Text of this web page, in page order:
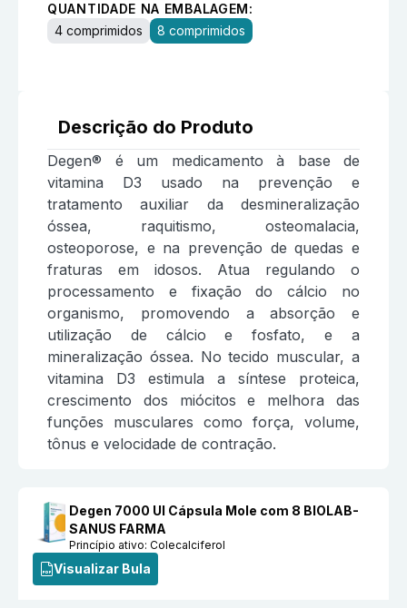
QUANTIDADE NA EMBALAGEM:
4 comprimidos
8 comprimidos
Descrição do Produto
Degen® é um medicamento à base de
vitamina D3 usado na prevenção e
tratamento auxiliar da desmineralização
óssea, raquitismo, osteomalacia,
osteoporose, e na prevenção de quedas e
fraturas em idosos. Atua regulando o
processamento e fixação do cálcio no
organismo, promovendo a absorção e
utilização de cálcio e fosfato, e a
mineralização óssea. No tecido muscular, a
vitamina D3 estimula a síntese proteica,
crescimento dos miócitos e melhora das
funções musculares como força, volume,
tônus e velocidade de contração.
Degen 7000 UI Cápsula Mole com 8 BIOLAB-
SANUS FARMA
Princípio ativo:Colecalciferol
Visualizar Bula